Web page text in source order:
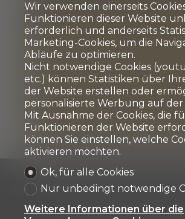
Wohnung
Rorschach
CHF 1'650.-/Monat
90
m² 2.5 3 Erdgeschoss
Unser Angebot an Sie Zu kaufen
Verkaufte & vermietete Objekte
Team
Kontakt
Wir verwenden einerseits
Funktionieren dieser Website
erforderlich und anderseits
Marketing-Cookies, um die
Abläufe zu optimieren.
Nicht notwendige Cookies
etc.) können Statistiken über
der Website erstellen oder
personalisierte Werbung auf der
Mit Ausnahme der Cookies, die
Funktionieren der Website
können Sie einstellen, welche
aktivieren möchten.
Ok, für alle Cookies
Nur unbedingt notwendige
Weitere Informationen über die